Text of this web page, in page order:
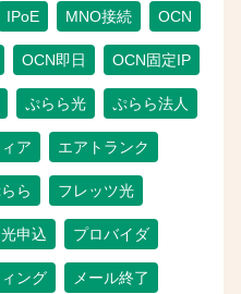
IPoE MNO接続 OCN
OCN即日 OCN固定IP
ぷらら光 ぷらら法人
ア エアトランク
ら フレッツ光
申込 プロバイダ
ング メール終了